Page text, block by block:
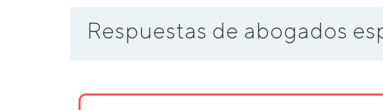
Respuestas de abogados